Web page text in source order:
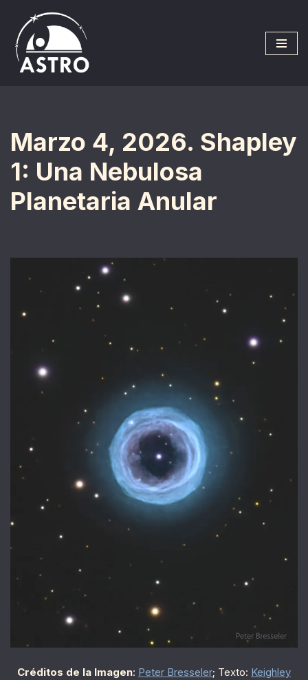
Saltar
al
contenido
Marzo 4, 2026. Shapley
1: Una Nebulosa
Planetaria Anular
Créditos de la Imagen: Peter Bresseler; Texto: Keighley